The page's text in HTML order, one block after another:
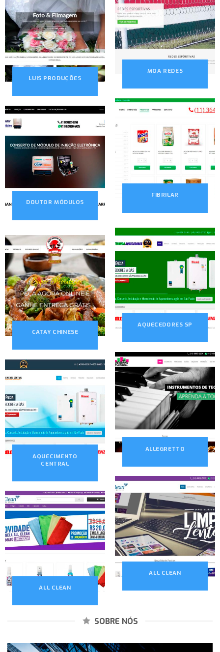
MOA REDES
LUIS PRODUÇÕES
FIBRILAR
DOUTOR MÓDULOS
AQUECEDORES SP
CATAY CHINESE
ALLEGRETTO
AQUECIMENTO
CENTRAL
ALL CLEAN
ALL CLEAN
SOBRE NÓS